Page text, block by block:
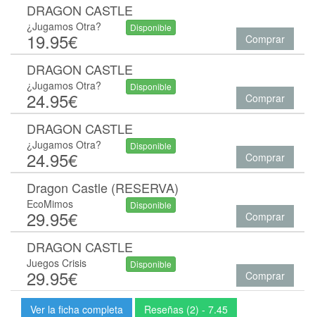
DRAGON CASTLE
¿Jugamos Otra?
19.95€
Disponible
Comprar
DRAGON CASTLE
¿Jugamos Otra?
24.95€
Disponible
Comprar
DRAGON CASTLE
¿Jugamos Otra?
24.95€
Disponible
Comprar
Dragon Castle (RESERVA)
EcoMimos
29.95€
Disponible
Comprar
DRAGON CASTLE
Juegos Crisis
29.95€
Disponible
Comprar
Ver la ficha completa Reseñas (2) - 7.45